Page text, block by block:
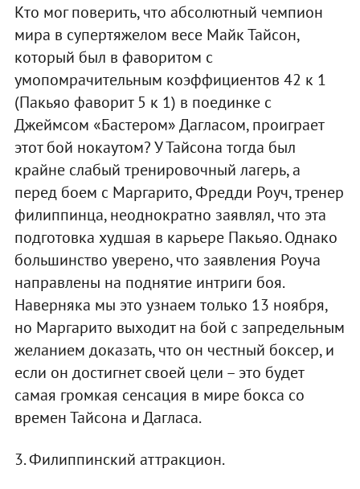
Кто мог поверить, что абсолютный чемпион
мира в супертяжелом весе Майк Тайсон,
который был в фаворитом с
умопомрачительным коэффициентов 42 к 1
(Пакьяо фаворит 5 к 1) в поединке с
Джеймсом «Бастером» Дагласом, проиграет
этот бой нокаутом? У Тайсона тогда был
крайне слабый тренировочный лагерь, а
перед боем с Маргарито, Фредди Роуч, тренер
филиппинца, неоднократно заявлял, что эта
подготовка худшая в карьере Пакьяо. Однако
большинство уверено, что заявления Роуча
направлены на поднятие интриги боя.
Наверняка мы это узнаем только 13 ноября,
но Маргарито выходит на бой с запредельным
желанием доказать, что он честный боксер, и
если он достигнет своей цели – это будет
самая громкая сенсация в мире бокса со
времен Тайсона и Дагласа.
3. Филиппинский аттракцион.